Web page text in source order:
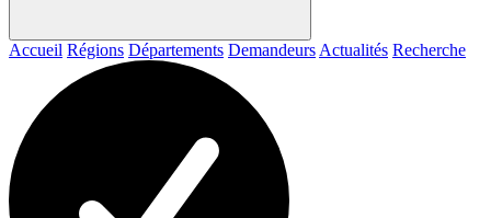
Accueil Régions Départements Demandeurs Actualités Recherche